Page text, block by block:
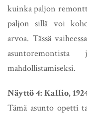
kuinka paljon
paljon sillä voi
arvoa. Tässä
mahdollistamiseksi.
Näyttö 4: Kallio,
Tämä asunto opetti